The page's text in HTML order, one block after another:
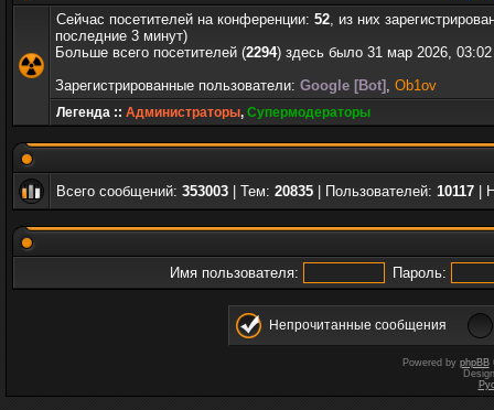
Сейчас посетителей на конференции: 52, из них
последние 3 минут)
Больше всего посетителей (2294) здесь было 31 мар 2026, 03:02
Зарегистрированные пользователи: Google [Bot] , Ob1ov
Легенда :: Администраторы, Супермодераторы
Всего сообщений: 353003 | Тем: 20835 | Пользователей: 10117 |
Имя пользователя: Пароль:
Непрочитанные сообщения
Powered by phpBB